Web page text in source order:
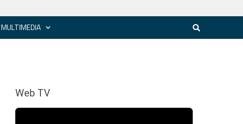
MULTIMEDIA
Web TV